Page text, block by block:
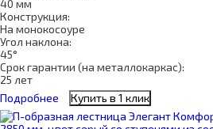
40 мм
Конструкция:
На монокосоуре
Угол наклона:
45°
Срок гарантии (на металлокаркас):
25 лет
Подробнее
Купить в 1 клик